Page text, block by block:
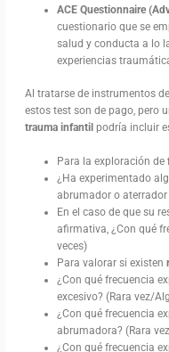
ACE Questionnaire
cuestionario que se
salud y conducta a lo
experiencias
Al tratarse de instrumentos
estos test son de pago, pero
trauma infantil podría incluir
Para la exploración de
¿Ha experimentado
abrumador o
En el caso de que su
afirmativa, ¿Con qué
veces)
Para valorar si existen
¿Con qué frecuencia
excesivo? (Rara vez/
¿Con qué frecuencia
abrumadora? (Rara
¿Con qué frecuencia